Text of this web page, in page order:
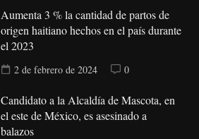
Aumenta 3 % la cantidad de partos de
origen haitiano hechos en el país durante
el 2023
2 de febrero de 2024 0
Candidato a la Alcaldía de Mascota, en
el este de México, es asesinado a
balazos